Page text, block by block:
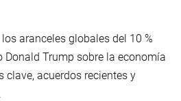
aranceles globales del 10 %
Donald Trump sobre la economía
clave, acuerdos recientes y